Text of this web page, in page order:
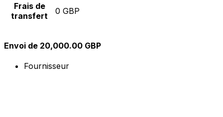
Frais de
transfert
0 GBP
Envoi de 20,000.00 GBP
Fournisseur